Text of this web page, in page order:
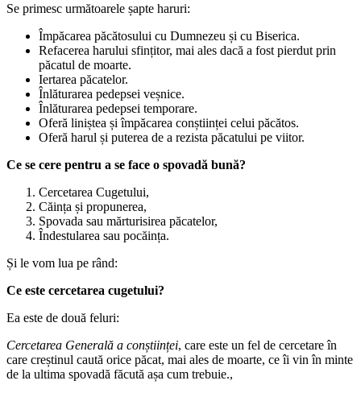
Se primesc următoarele șapte haruri:
Împăcarea păcătosului cu Dumnezeu și cu Biserica.
Refacerea harului sfințitor, mai ales dacă a fost pierdut prin
păcatul de moarte.
Iertarea păcatelor.
Înlăturarea pedepsei veșnice.
Înlăturarea pedepsei temporare.
Oferă liniștea și împăcarea conștiinței celui păcătos.
Oferă harul și puterea de a rezista păcatului pe viitor.
Ce se cere pentru a se face o spovadă bună?
Cercetarea Cugetului,
Căința și propunerea,
Spovada sau mărturisirea păcatelor,
Îndestularea sau pocăința.
Și le vom lua pe rând:
Ce este cercetarea cugetului?
Ea este de două feluri:
Cercetarea Generală a conștiinței, care este un fel de cercetare în
care creștinul caută orice păcat, mai ales de moarte, ce îi vin în minte
de la ultima spovadă făcută așa cum trebuie.,